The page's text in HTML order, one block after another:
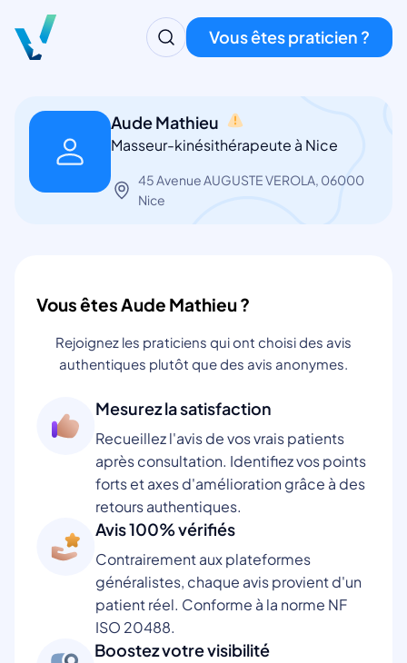
Vous êtes praticien ?
Aude Mathieu
Masseur-kinésithérapeute à Nice
45 Avenue AUGUSTE VEROLA, 06000
Nice
Vous êtes Aude Mathieu ?
Rejoignez les praticiens qui ont choisi des avis
authentiques plutôt que des avis anonymes.
Mesurez la satisfaction
Recueillez l'avis de vos vrais patients
après consultation. Identifiez vos points
forts et axes d'amélioration grâce à des
retours authentiques.
Avis 100% vérifiés
Contrairement aux plateformes
généralistes, chaque avis provient d'un
patient réel. Conforme à la norme NF
ISO 20488.
Boostez votre visibilité